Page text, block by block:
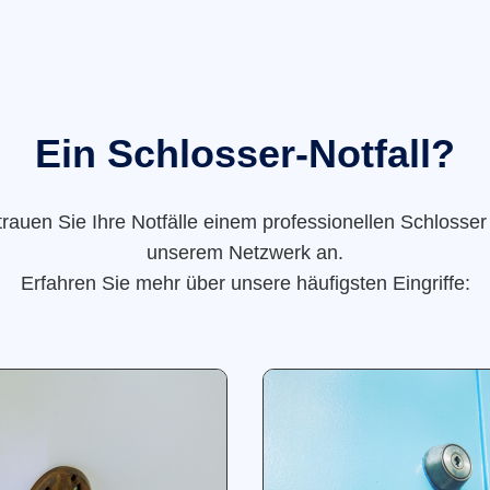
Ein Schlosser-Notfall?
Sie Ihre Notfälle einem professionellen
unserem Netzwerk an.
Erfahren Sie mehr über unsere häufigsten Eingriffe: